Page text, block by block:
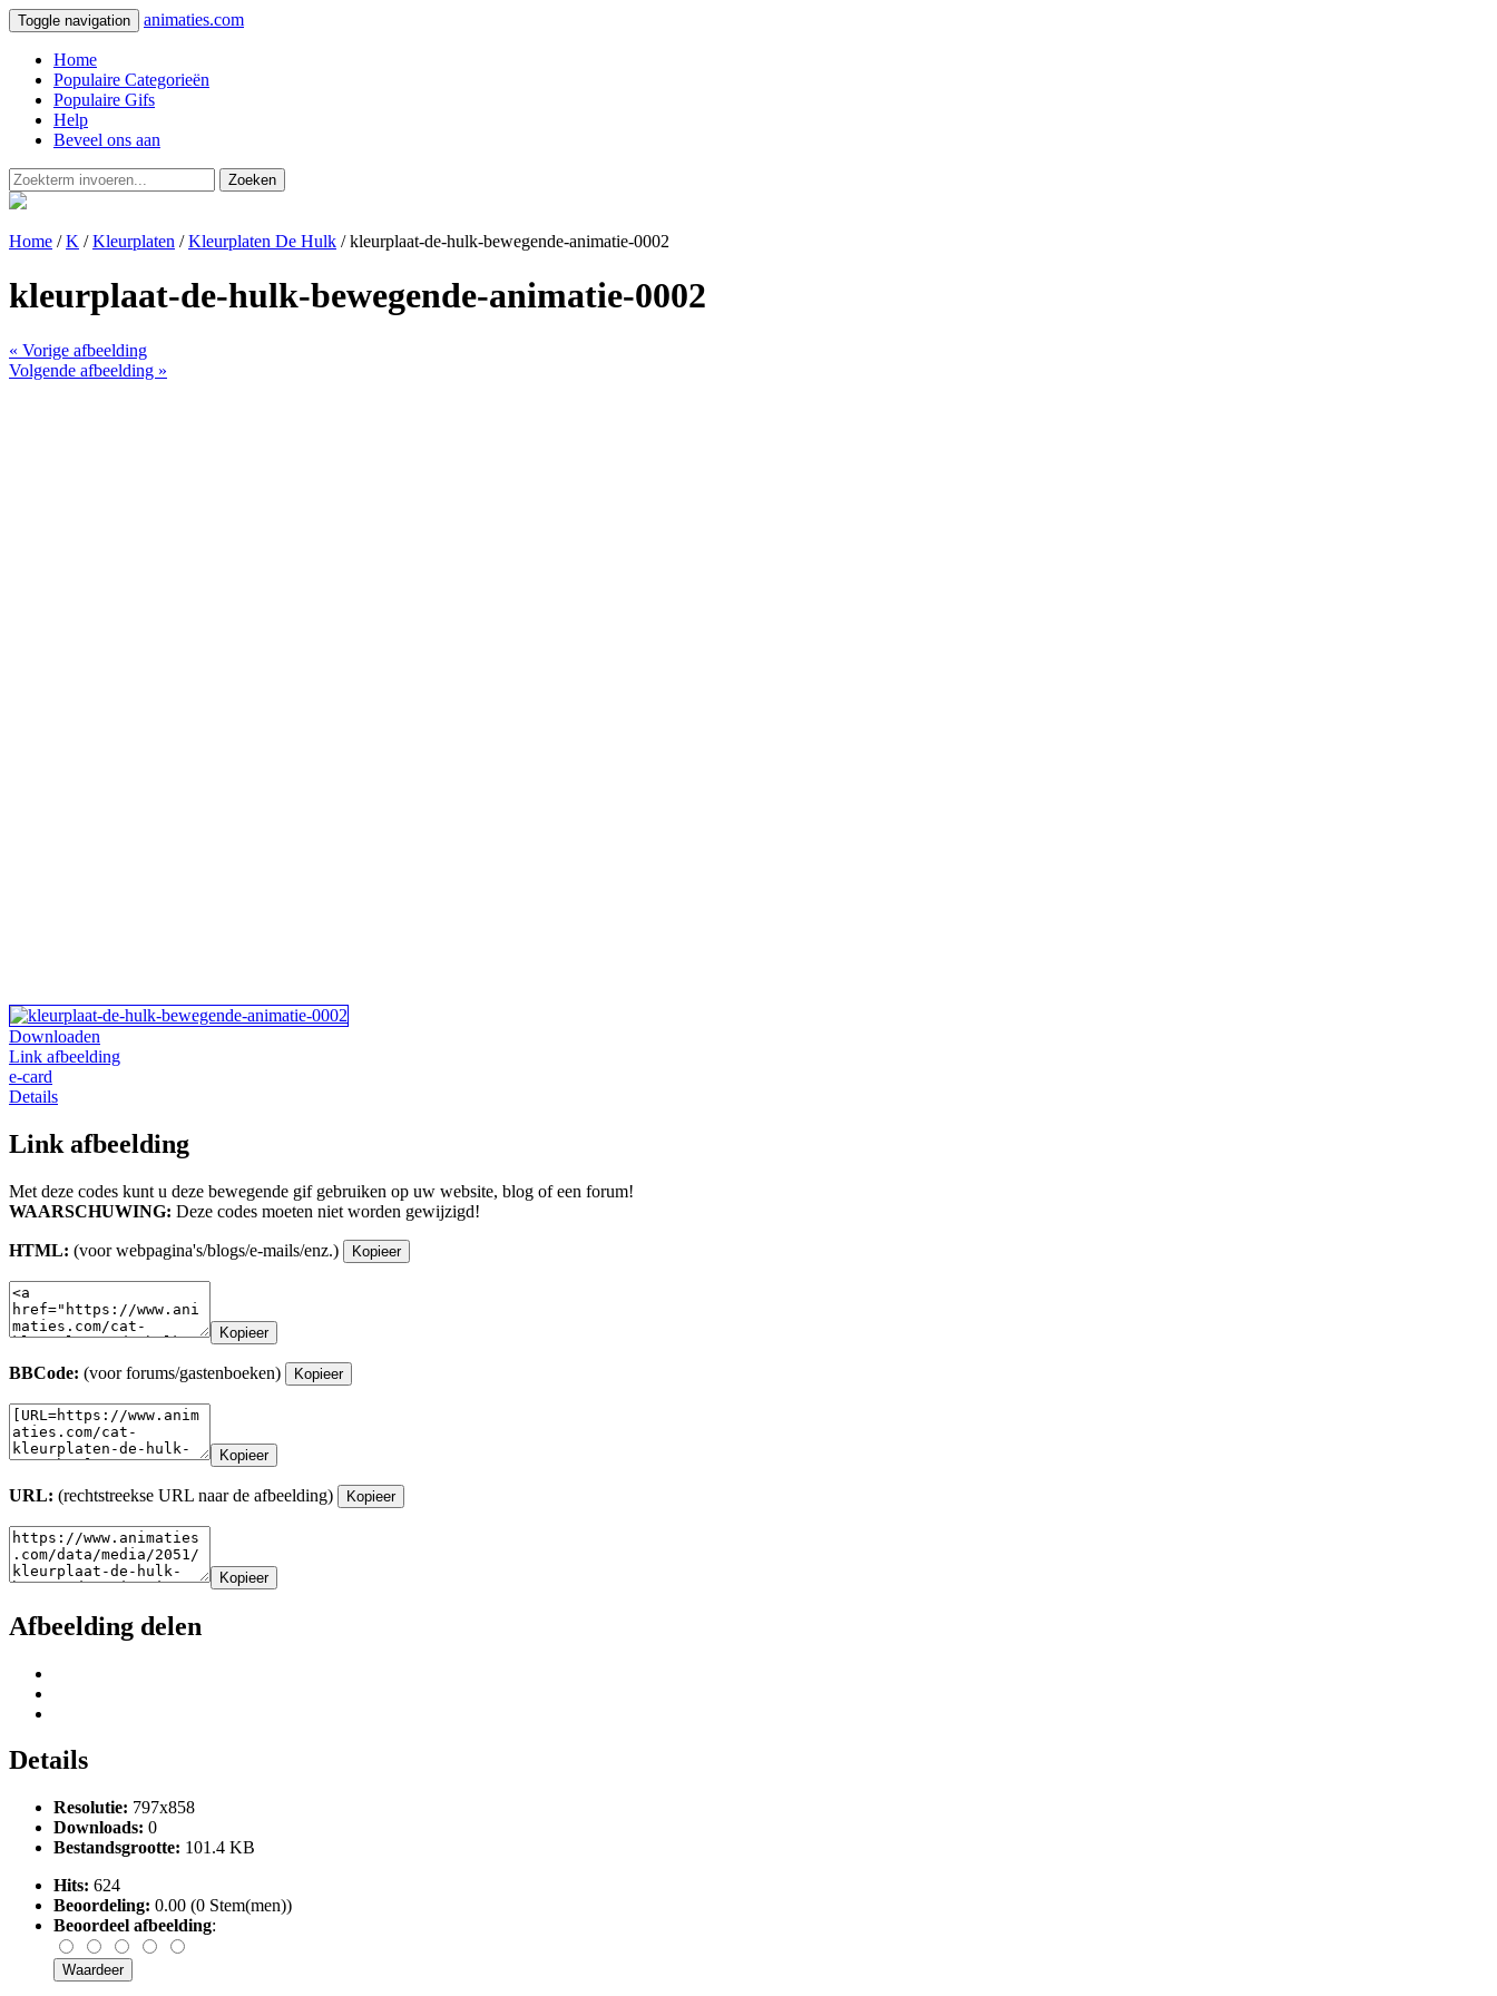
Toggle navigation animaties.com
Home
Populaire Categorieën
Populaire Gifs
Help
Beveel ons aan
Zoeken
Home /K /Kleurplaten /Kleurplaten De Hulk / kleurplaat-de-hulk-bewegende-animatie-0002
kleurplaat-de-hulk-bewegende-animatie-0002
« Vorige afbeelding
Volgende afbeelding »
Downloaden
Link afbeelding
e-card
Details
Link afbeelding
Met deze codes kunt u deze bewegende gif gebruiken op uw website, blog of een forum!
WAARSCHUWING: Deze codes moeten niet worden gewijzigd!
HTML: (voor webpagina's/blogs/e-mails/enz.) Kopieer
Kopieer
BBCode: (voor forums/gastenboeken) Kopieer
Kopieer
URL: (rechtstreekse URL naar de afbeelding) Kopieer
Kopieer
Afbeelding delen
Details
Resolutie: 797x858
Downloads: 0
Bestandsgrootte: 101.4 KB
Hits: 624
Beoordeling: 0.00 (0 Stem(men))
Beoordeel afbeelding: